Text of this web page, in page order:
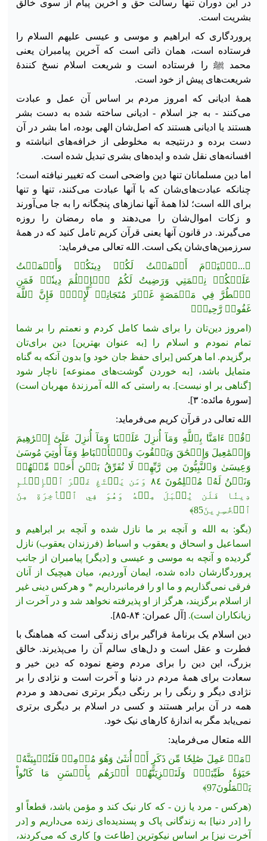
در این دوران تنها رسالت حق و آخرین پیام از سوی خالق
بشریت است.
پروردگاری که ابراهیم و موسی و عیسی علیهم السلام را
فرستاده است، همان ذاتی است که آخرین پیامبران یعنی
محمد ﷺ را فرستاده است و شریعت اسلام نسخ کنندهٔ
شریعت‌های پیش از خود است.
همهٔ ادیانی که امروز مردم بر اساس آن عمل و عبادت
می‌کنند - به جز اسلام - ادیانی ساخته شده به دست بشر
هستند یا ادیانی هستند که اصل‌شان الهی بوده، اما بشر در آن
دست برده و درنتیجه به مخلوطی از خرافه‌های انباشته و
افسانه‌های نقل شده و ایده‌های بشری تبدیل شده است.
اما دین مسلمانان تنها دین واضحی است که تغییر نیافته است؛
چنانکه عبادت‌های‌شان که با آنها عبادت می‌کنند، تنها و تنها
برای الله است؛ لذا همهٔ آنها نمازهای پنجگانه را به جا می‌آورند
و زکات اموال‌شان را می‌دهند و ماه رمضان را روزه
می‌گیرند. در قانون آنها یعنی قرآن کریم تامل کنید که در همهٔ
سرزمین‌های‌شان یکی است. الله تعالی می‌فرماید:
﴿...ٱلۡيَوۡمَ أَكۡمَلۡتُ لَكُمۡ دِينَكُمۡ وَأَتۡمَمۡتُ
عَلَيۡكُمۡ نِعۡمَتِي وَرَضِيتُ لَكُمُ ٱلۡإِسۡلَٰمَ دِينٗاۚ فَمَنِ
ٱضۡطُرَّ فِي مَخۡمَصَةٍ غَيۡرَ مُتَجَانِفٖ لِّإِثۡمٖ فَإِنَّ ٱللَّهَ
غَفُورٞ رَّحِيمٞ﴾
(امروز دین‌تان را برای شما کامل کردم و نعمتم را بر شما
تمام نمودم و اسلام را [به عنوان بهترین] دین برای‌تان
برگزیدم. اما هرکس [برای حفظ جان خود و] بدون آنكه به گناه
متمایل باشد، [به خوردن گوشت‌های ممنوعه] ناچار شود
[گناهی بر او نیست]. به راستی که الله آمرزندۀ مهربان است)
[سورهٔ مائده: ۳].
الله تعالی در قرآن کریم می‌فرماید:
﴿قُلۡ ءَامَنَّا بِٱللَّهِ وَمَآ أُنزِلَ عَلَيۡنَا وَمَآ أُنزِلَ عَلَىٰٓ إِبۡرَٰهِيمَ
وَإِسۡمَٰعِيلَ وَإِسۡحَٰقَ وَيَعۡقُوبَ وَٱلۡأَسۡبَاطِ وَمَآ أُوتِيَ مُوسَىٰ
وَعِيسَىٰ وَٱلنَّبِيُّونَ مِن رَّبِّهِمۡ لَا نُفَرِّقُ بَيۡنَ أَحَدٖ مِّنۡهُمۡ
وَنَحۡنُ لَهُۥ مُسۡلِمُونَ ٨٤ وَمَن يَبۡتَغِ غَيۡرَ ٱلۡإِسۡلَٰمِ
دِينٗا فَلَن يُقۡبَلَ مِنۡهُ وَهُوَ فِي ٱلۡأٓخِرَةِ مِنَ
ٱلۡخَٰسِرِينَ85﴾
(بگو: به الله و آنچه بر ما نازل شده و آنچه بر ابراهیم و
اسماعیل و اسحاق و یعقوب و اسباط (فرزندان یعقوب) نازل
گردیده و آنچه به موسی و عیسی و [دیگر] پیامبران از جانب
پروردگارشان داده شده، ایمان آوردیم، میان هیچیک از آنان
فرقی نمی‌گذاریم و ما او را فرمانبرداریم * و هر‌کس دینی غیر
از اسلام برگزیند، هرگز از او پذیرفته نخواهد شد و در آخرت از
زیانکاران است). [آل عمران: ۸۴-۸۵].
دین اسلام یک برنامهٔ فراگیر برای زندگی است که هماهنگ با
فطرت و عقل است و دل‌های سالم آن را می‌پذیرند. خالق
بزرگ، این دین را برای مردم وضع نموده که دین خیر و
سعادت برای همهٔ مردم در دنیا و آخرت است و نژادی را بر
نژادی دیگر و رنگی را بر رنگی دیگر برتری نمی‌دهد و مردم
همه در آن برابر هستند و کسی در اسلام بر دیگری برتری
نمی‌یابد مگر به اندازهٔ کارهای نیک خود.
الله متعال می‌فرماید:
﴿مَنۡ عَمِلَ صَٰلِحٗا مِّن ذَكَرٍ أَوۡ أُنثَىٰ وَهُوَ مُؤۡمِنٞ فَلَنُحۡيِيَنَّهُۥ
حَيَوٰةٗ طَيِّبَةٗۖ وَلَنَجۡزِيَنَّهُمۡ أَجۡرَهُم بِأَحۡسَنِ مَا كَانُواْ
يَعۡمَلُونَ97﴾
(هرکس - مرد یا زن - که کار نیک کند و مؤمن باشد، قطعاً او
را [در دنیا] به زندگانی پاک و پسندیده‌ای زنده می‌داریم و [در
آخرت نیز] بر اساس نیکوترین [طاعت و] كارى كه مى‌كردند،